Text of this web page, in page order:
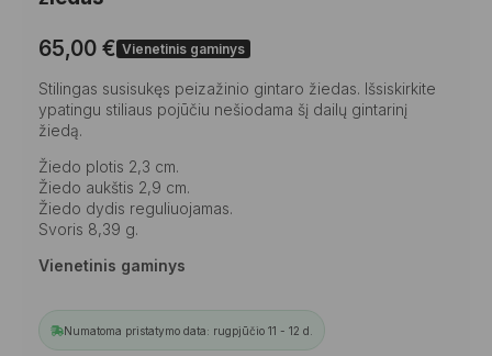
65,00 € Vienetinis gaminys
Stilingas susisukęs peizažinio gintaro žiedas. Išsiskirkite
ypatingu stiliaus pojūčiu nešiodama šį dailų gintarinį
žiedą.
Žiedo plotis 2,3 cm.
Žiedo aukštis 2,9 cm.
Žiedo dydis reguliuojamas.
Svoris 8,39 g.
Vienetinis gaminys
Numatoma pristatymo data: rugpjūčio 11 - 12 d.